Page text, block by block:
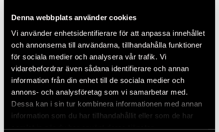
Denna webbplats använder cookies
Vi använder enhetsidentifierare för att anpassa innehållet
och annonserna till användarna, tillhandahålla funktioner
för sociala medier och analysera vår trafik. Vi
vidarebefordrar även sådana identifierare och annan
information från din enhet till de sociala medier och
annons- och analysföretag som vi samarbetar med.
Dessa kan i sin tur kombinera informationen med annan
information som du har tillhandahållit eller som de har
samlat in när du har använt deras tjänster.